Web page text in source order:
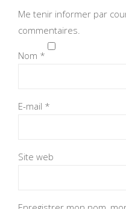
Me tenir informer par
commentaires.
Nom *
E-mail *
Site web